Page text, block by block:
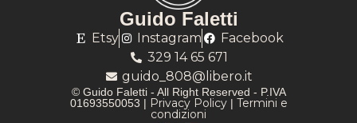
Guido Faletti
Etsy Instagram
Facebook
329 14 65 671
guido_808@libero.it
© Guido Faletti - All Right Reserved - P.IVA
01693550053 | Privacy Policy| Termini e
condizioni